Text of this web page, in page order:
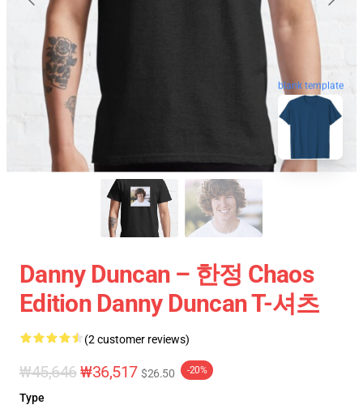
blank template
Danny Duncan – 한정 Chaos
Edition Danny Duncan T-셔츠
(2 customer reviews)
₩45,646₩36,517 $26.50 -20%
Type